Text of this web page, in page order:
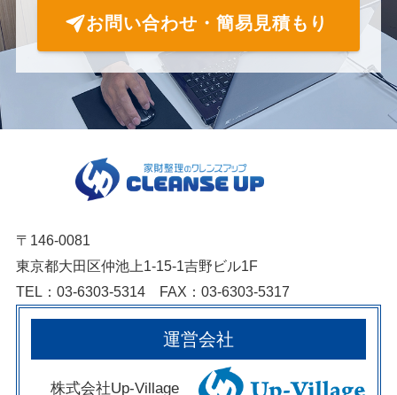
お問い合わせ・簡易見積もり
〒146-0081
東京都大田区仲池上1-15-1吉野ビル1F
TEL：03-6303-5314 FAX：03-6303-5317
運営会社
株式会社Up-Village